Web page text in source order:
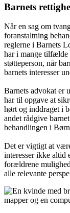
Barnets
Når en sag om
foranstaltning
reglerne i Barnets
har i mange tilfælde
støtteperson, når
barnets interesser
Barnets advokat er
har til opgave at
hørt og inddraget i
andet rådgive
behandlingen i
Det er vigtigt at
interesser ikke altid
forældrene
alle relevante